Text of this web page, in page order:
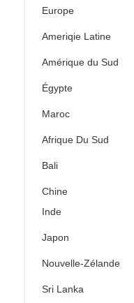
Europe
Ameriqie Latine
Amérique du Sud
Égypte
Maroc
Afrique Du Sud
Bali
Chine
Inde
Japon
Nouvelle-Zélande
Sri Lanka